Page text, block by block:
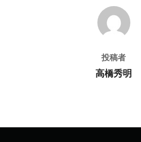
投稿者
投稿者
高橋秀明